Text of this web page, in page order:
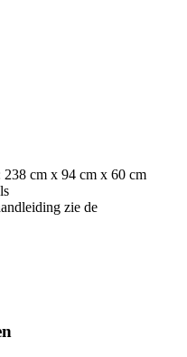
cm x 94 cm x 60 cm
zie de